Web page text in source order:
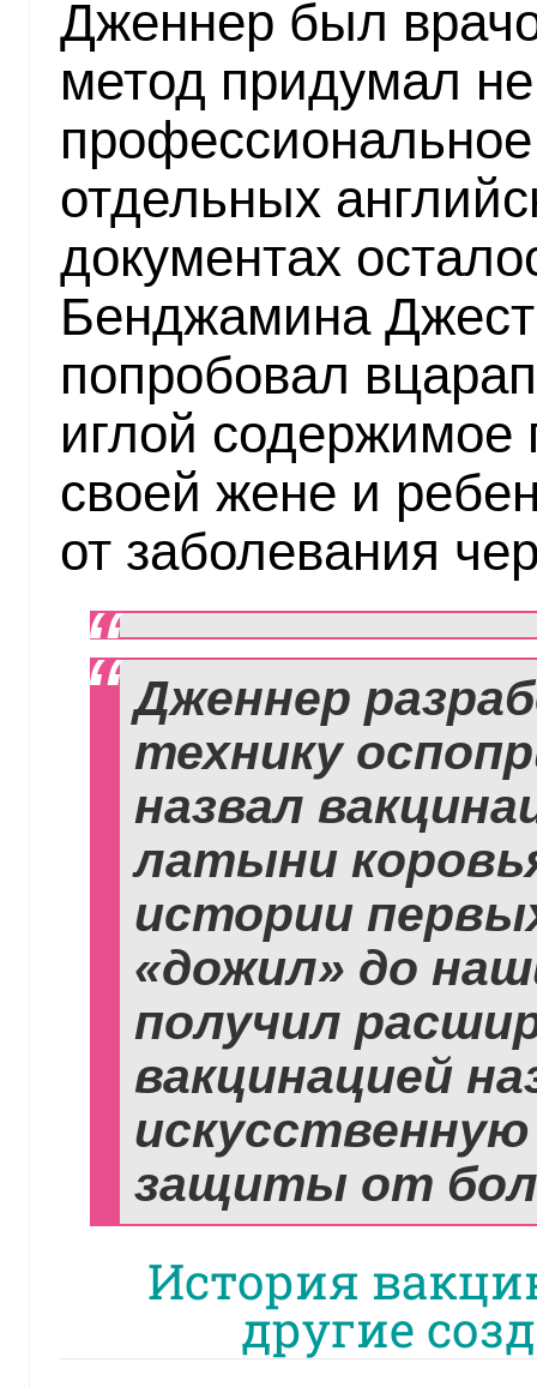
Дженнер был
метод придумал
отдельных
документах
Бенджамина
попробовал
иглой содержимое
своей жене и
от заболевания
Дженнер
технику
назвал
латыни
истории
«дожил» до
получил
вакцинацией
защиты от
История
другие